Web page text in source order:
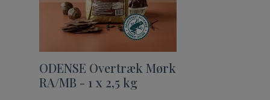
ODENSE Overtræk Mørk
RA/MB - 1 x 2,5 kg